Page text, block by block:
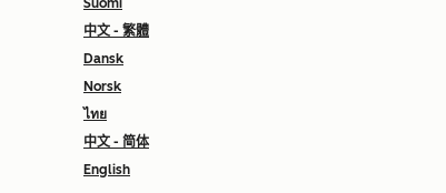
Suomi
中文 - 繁體
Dansk
Norsk
ไทย
中文 - 简体
English